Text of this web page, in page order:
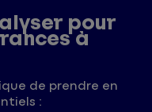
pour
à
de prendre en
: